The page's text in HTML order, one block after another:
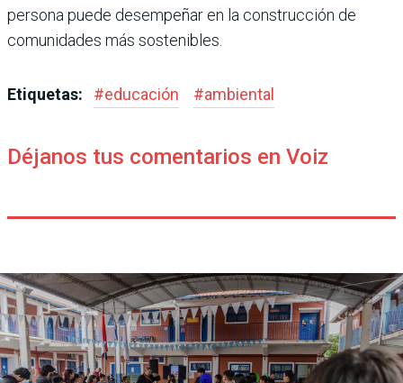
persona puede desempeñar en la construcción de
comunidades más sostenibles.
Etiquetas: #educación #ambiental
Déjanos tus comentarios en Voiz